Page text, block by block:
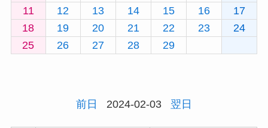
11
12 13 14 15 16
17
18
19 20 21 22 23
24
25
26 27 28 29
前日 2024-02-03 翌日